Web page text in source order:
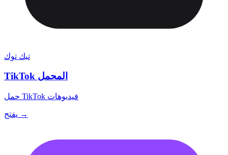
تيك توك
TikTok المحمل
حمل TikTok فيديوهات
يفتح →